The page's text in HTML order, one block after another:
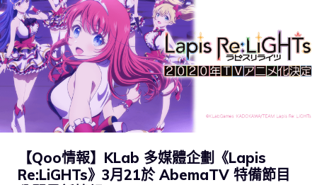
【Qoo情報】KLab 多媒體企劃《Lapis
Re:LiGHTs》3月21於 AbemaTV 特備節目